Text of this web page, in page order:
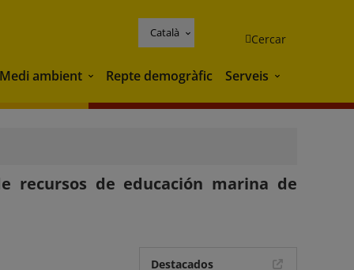
Català Cercar
Medi ambient Medi ambient
Repte demogràfic Serveis Serveis
recursos de educación marina de
Destacados